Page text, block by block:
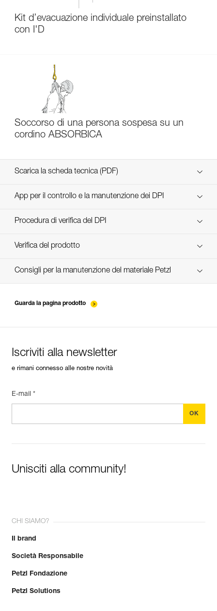
Kit d’evacuazione individuale preinstallato
con I'D
Soccorso di una persona sospesa su un
cordino ABSORBICA
Scarica la scheda tecnica (PDF)
Technical Notice
App per il controllo e la manutenzione dei DPI
scopri ePPEcentre
Procedura di verifica del DPI
verif-EPI-JAG-RESCUE-KIT-procedure-IT
Verifica del prodotto
verif-EPI-JAG-RESCUE-KIT-suivi-IT
Consigli per la manutenzione del materiale Petzl
Guarda la pagina prodotto
Iscriviti alla newsletter
e rimani connesso alle nostre novità
E-mail *
Unisciti alla community!
CHI SIAMO?
Il brand
Società Responsabile
Petzl Fondazione
Petzl Solutions